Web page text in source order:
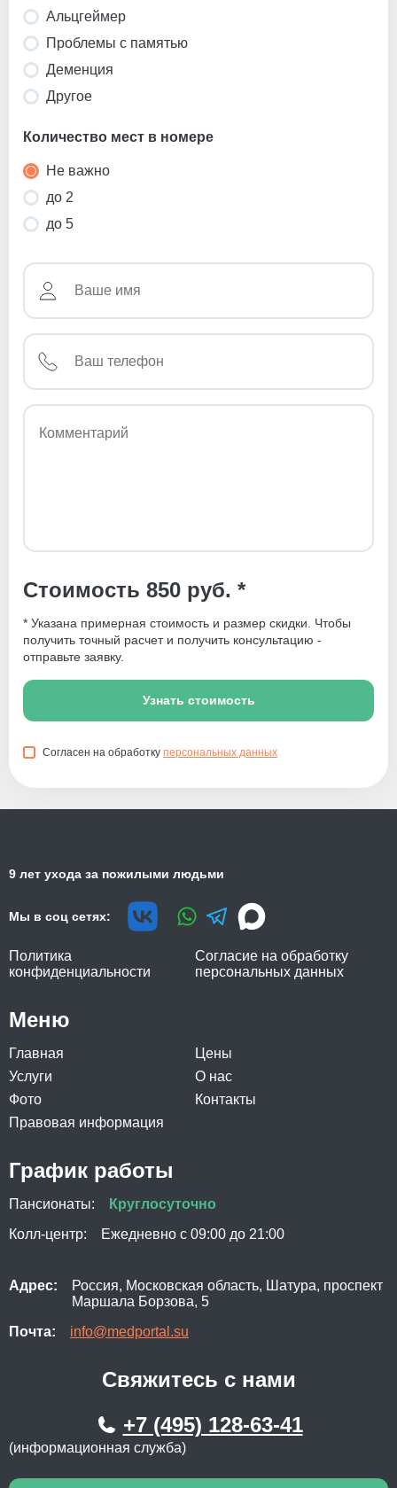
Альцгеймер
Проблемы с памятью
Деменция
Другое
Количество мест в номере
Не важно
до 2
до 5
Стоимость 850 руб. *
* Указана примерная стоимость и размер скидки. Чтобы
получить точный расчет и получить консультацию -
отправьте заявку.
Узнать стоимость
Согласен на обработку персональных данных
9 лет ухода за пожилыми людьми
Мы в соц сетях:
Политика
конфиденциальности
Согласие на обработку
персональных данных
Меню
Главная
Цены
Услуги
О нас
Фото
Контакты
Правовая информация
График работы
Пансионаты:
Круглосуточно
Колл-центр:
Ежедневно с 09:00 до 21:00
Адрес:
Россия, Московская область, Шатура, проспект
Маршала Борзова, 5
Почта:
info@medportal.su
Свяжитесь с нами
+7 (495) 128-63-41
(информационная служба)